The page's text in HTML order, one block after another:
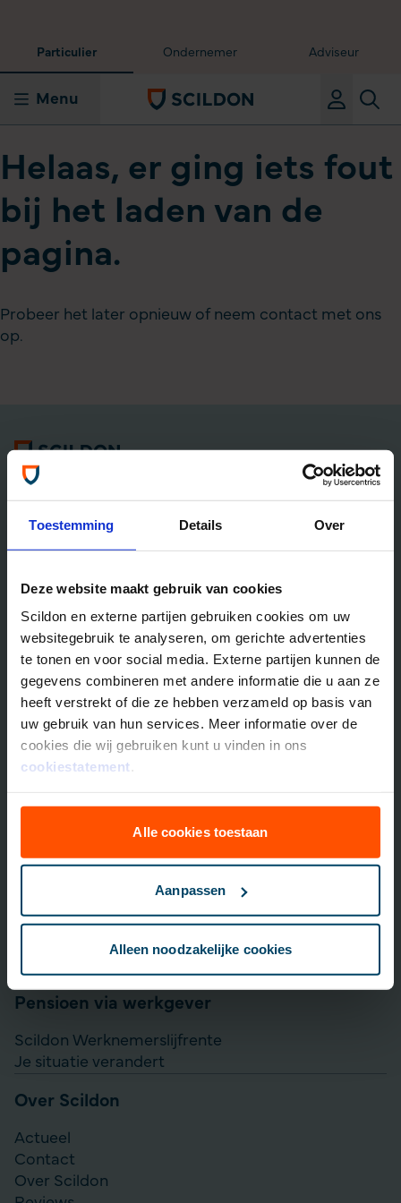
Toestemming Details Over
Deze website maakt gebruik van cookies
Scildon en externe partijen gebruiken cookies om uw
websitegebruik te analyseren, om gerichte advertenties
te tonen en voor social media. Externe partijen kunnen de
gegevens combineren met andere informatie die u aan ze
heeft verstrekt of die ze hebben verzameld op basis van
uw gebruik van hun services. Meer informatie over de
cookies die wij gebruiken kunt u vinden in ons
cookiestatement.
Alle cookies toestaan
Aanpassen
Alleen noodzakelijke cookies
Particulier Ondernemer Adviseur
Menu
Helaas, er ging iets fout
bij het laden van de
pagina.
Probeer het later opnieuw of neem contact met ons
op.
Algemene informatie
Scildon Lifestyle ORV
Lifestyle Hypotheek ORV
Lifestyle Stoppen met Roken ORV
Scildon Huur ORV
Scildon Compagnonsverzekering
Beleggen
Vergelijk beleggingsfondsen
Lijfrente opbouwen
Particulier Pensioen Plan
Scildon Easy B
Direct Ingaande Lijfrente
Pensioen via werkgever
Scildon Werknemerslijfrente
Je situatie verandert
Over Scildon
Actueel
Contact
Over Scildon